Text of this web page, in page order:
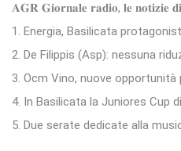
𝐀𝐆𝐑 𝐆𝐢𝐨𝐫𝐧𝐚𝐥𝐞 𝐫𝐚𝐝𝐢𝐨, 𝐥𝐞 𝐧𝐨𝐭𝐢𝐳𝐢𝐞
1. Energia, Basilicata
2. De Filippis (Asp): nessuna
3. Ocm Vino, nuove
4. In Basilicata la Juniores Cup
5. Due serate dedicate alla